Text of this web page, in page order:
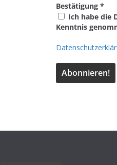
Bestätigung *
Ich habe die
Kenntnis